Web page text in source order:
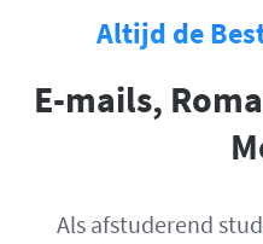
Altijd de
E-mails,
Als afstuderend